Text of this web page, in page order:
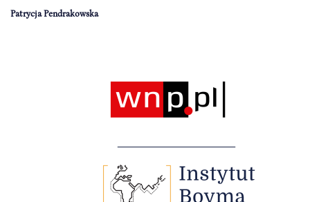
Patrycja Pendrakowska